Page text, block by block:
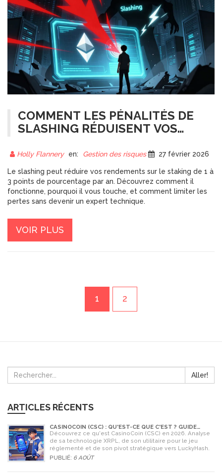
COMMENT LES PÉNALITÉS DE
SLASHING RÉDUISENT VOS
Holly Flannery en: Gestion des risques 27 février 2026
Le slashing peut réduire vos rendements sur le staking de 1 à
3 points de pourcentage par an. Découvrez comment il
fonctionne, pourquoi il vous touche, et comment limiter les
pertes sans devenir un expert technique.
VOIR PLUS
1 2
Aller!
ARTICLES RÉCENTS
CASINOCOIN (CSC) : QU'EST-CE QUE C'EST ? GUIDE
COMPLET, TOKENOMICS ET AVENIR EN 2026
Découvrez ce qu'est CasinoCoin (CSC) en 2026. Analyse
de sa technologie XRPL, de son utilitaire pour le jeu
réglementé et de son pivot stratégique vers LuckyHash.
PUBLIÉ: 6 AOÛT